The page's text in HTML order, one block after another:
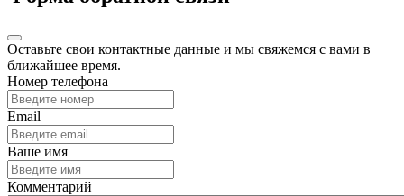
Оставьте свои контактные данные и мы свяжемся с вами в
ближайшее время.
Номер телефона
Email
Ваше имя
Комментарий